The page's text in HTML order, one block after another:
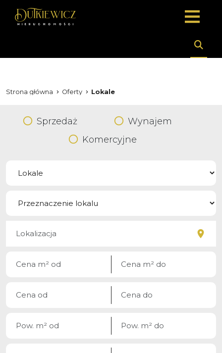
Strona główna Oferty Lokale
Sprzedaż
Wynajem
Komercyjne